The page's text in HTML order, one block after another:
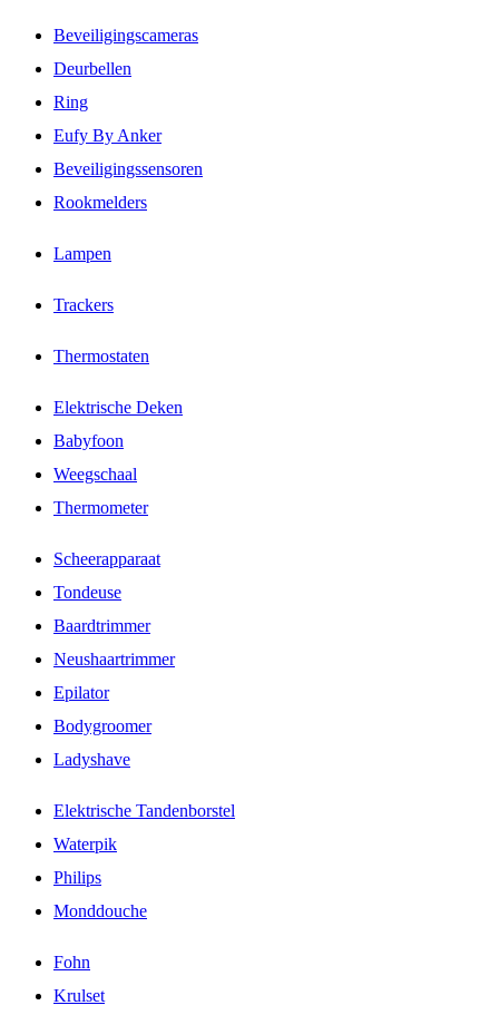
Beveiligingscameras
Deurbellen
Ring
Eufy By Anker
Beveiligingssensoren
Rookmelders
Lampen
Trackers
Thermostaten
Elektrische Deken
Babyfoon
Weegschaal
Thermometer
Scheerapparaat
Tondeuse
Baardtrimmer
Neushaartrimmer
Epilator
Bodygroomer
Ladyshave
Elektrische Tandenborstel
Waterpik
Philips
Monddouche
Fohn
Krulset